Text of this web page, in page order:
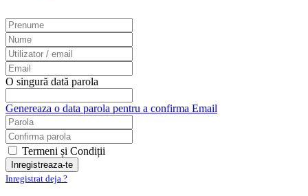
O singură dată parola
Genereaza o data parola pentru a confirma Email
Termeni și Condiții
Inregistrat deja ?